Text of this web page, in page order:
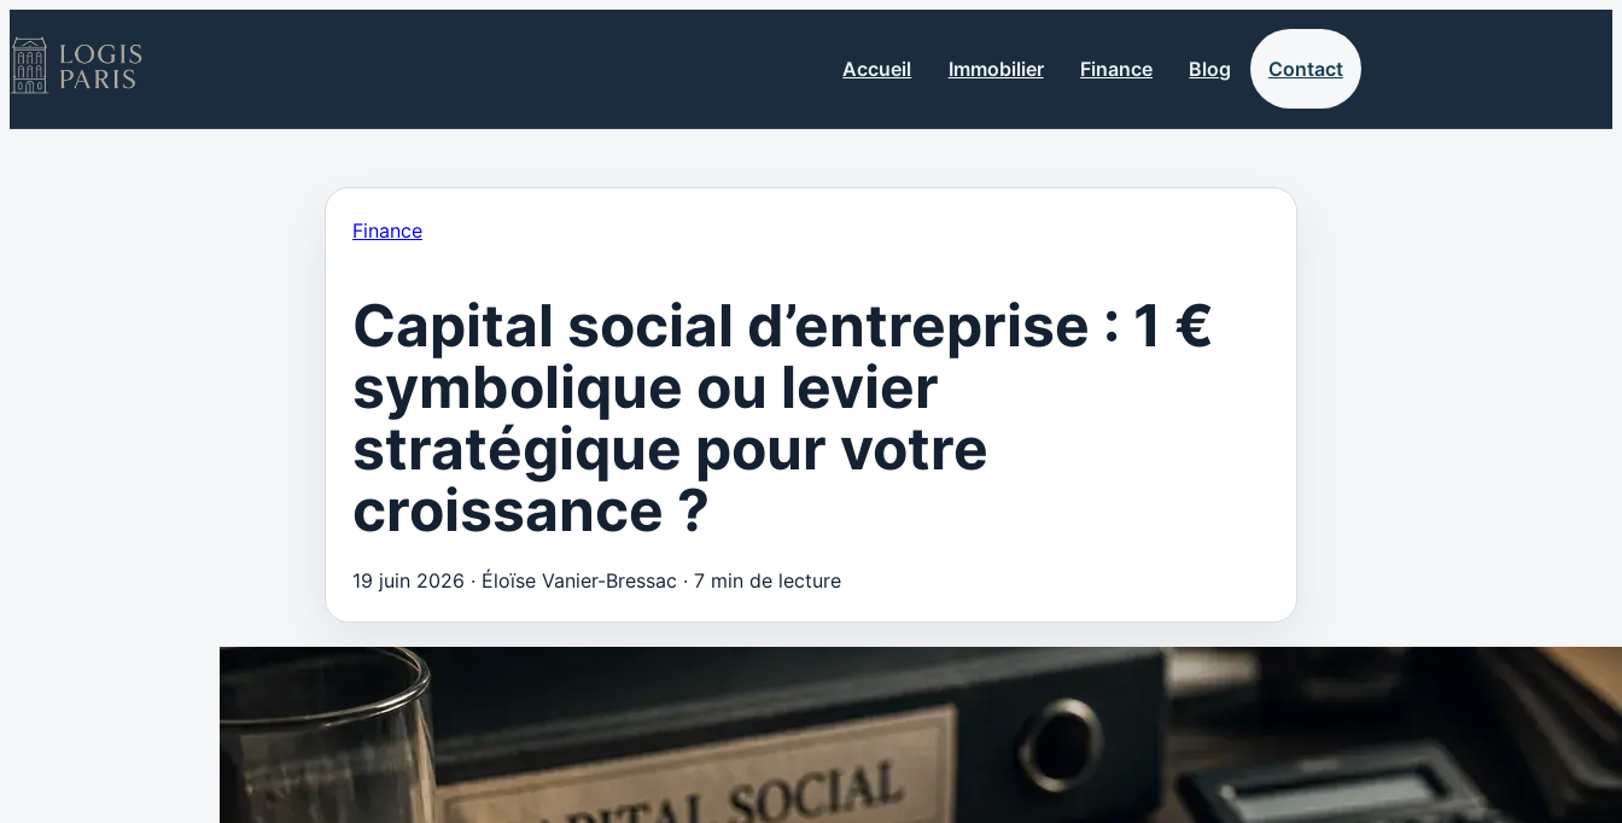
Accueil Immobilier Finance Blog Contact
Finance
Capital social d’entreprise : 1 €
symbolique ou levier
stratégique pour votre
croissance ?
19 juin 2026 · Éloïse Vanier-Bressac · 7 min de lecture